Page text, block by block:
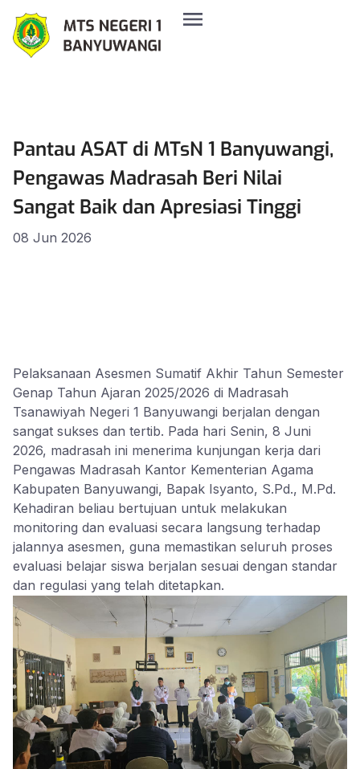
Pantau ASAT di MTsN 1 Banyuwangi,
Pengawas Madrasah Beri Nilai
Sangat Baik dan Apresiasi Tinggi
08 Jun 2026
Pelaksanaan Asesmen Sumatif Akhir Tahun Semester
Genap Tahun Ajaran 2025/2026 di Madrasah
Tsanawiyah Negeri 1 Banyuwangi berjalan dengan
sangat sukses dan tertib. Pada hari Senin, 8 Juni
2026, madrasah ini menerima kunjungan kerja dari
Pengawas Madrasah Kantor Kementerian Agama
Kabupaten Banyuwangi, Bapak Isyanto, S.Pd., M.Pd.
Kehadiran beliau bertujuan untuk melakukan
monitoring dan evaluasi secara langsung terhadap
jalannya asesmen, guna memastikan seluruh proses
evaluasi belajar siswa berjalan sesuai dengan standar
dan regulasi yang telah ditetapkan.